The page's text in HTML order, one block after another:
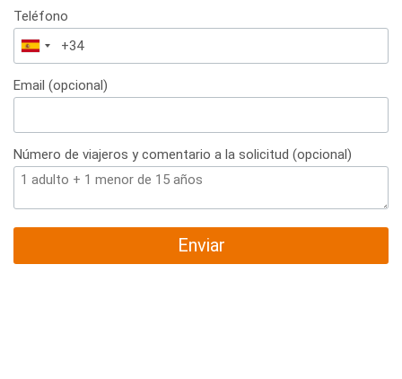
Teléfono
España
+34
Email (opcional)
Número de viajeros y comentario a la solicitud (opcional)
Enviar